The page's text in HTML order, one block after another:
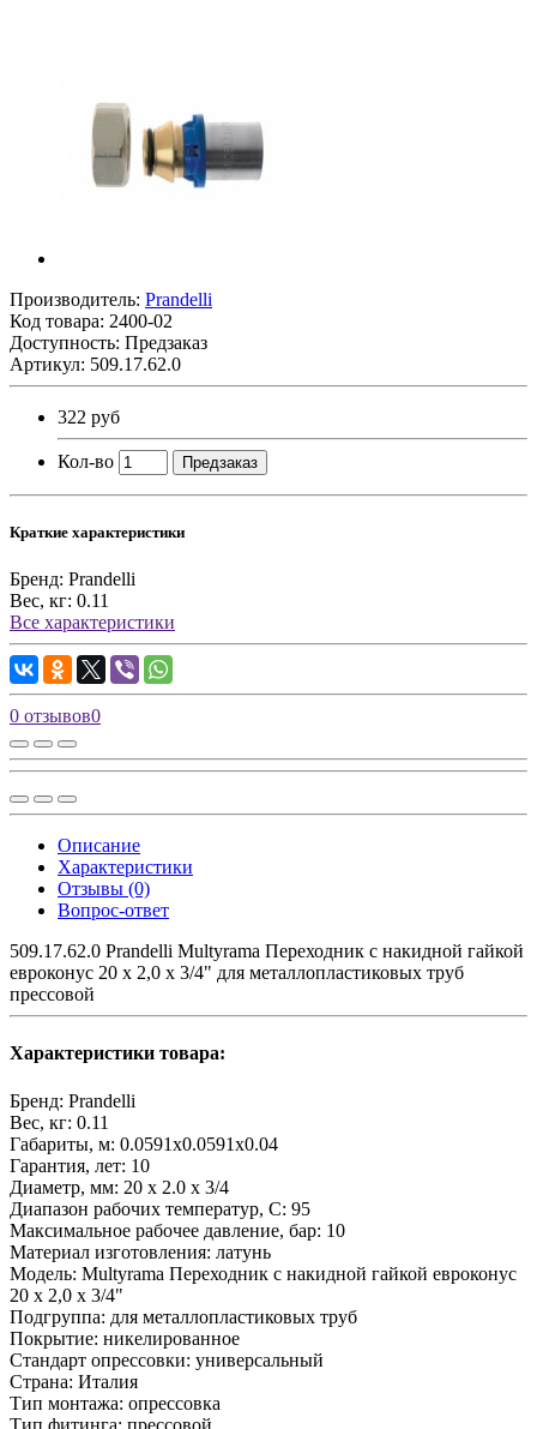
Производитель: Prandelli
Код товара: 2400-02
Доступность: Предзаказ
Артикул: 509.17.62.0
322 руб
Кол-во Предзаказ
Краткие характеристики
Бренд: Prandelli
Вес, кг: 0.11
Все характеристики
0 отзывов0
Описание
Характеристики
Отзывы (0)
Вопрос-ответ
509.17.62.0 Prandelli Multyrama Переходник с накидной гайкой
евроконус 20 х 2,0 х 3/4" для металлопластиковых труб
прессовой
Характеристики товара:
Бренд: Prandelli
Вес, кг: 0.11
Габариты, м: 0.0591x0.0591x0.04
Гарантия, лет: 10
Диаметр, мм: 20 х 2.0 х 3/4
Диапазон рабочих температур, С: 95
Максимальное рабочее давление, бар: 10
Материал изготовления: латунь
Модель: Multyrama Переходник с накидной гайкой евроконус
20 х 2,0 х 3/4"
Подгруппа: для металлопластиковых труб
Покрытие: никелированное
Стандарт опрессовки: универсальный
Страна: Италия
Тип монтажа: опрессовка
Тип фитинга: прессовой